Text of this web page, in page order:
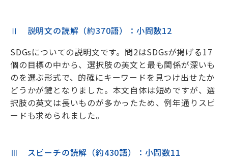
Ⅱ 説明文の読解（約370語）：小問数12
SDGsについての説明文です。問2はSDGsが掲げる17
個の目標の中から、選択肢の英文と最も関係が深いも
のを選ぶ形式で、的確にキーワードを見つけ出せたか
どうかが鍵となりました。本文自体は短めですが、選
択肢の英文は長いものが多かったため、例年通りスピ
ードも求められました。
Ⅲ スピーチの読解（約430語）：小問数11